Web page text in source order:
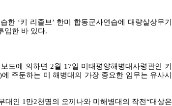
한 ‘키 리졸브’ 한미 합동군사연습에 대량살상무기
입한 바 있다.
도에 의하면 2월 17일 미태평양해병대사령관인 키
주둔하는 미 해병대의 가장 중요한 임무는 유사시
대인 1만2천명의 오끼나와 미해병대의 작전“대상은